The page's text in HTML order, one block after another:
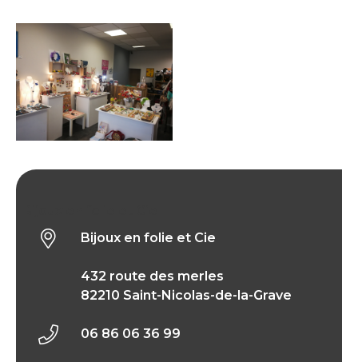
Bijoux en folie et Cie
432 route des merles
82210 Saint-Nicolas-de-la-Grave
06 86 06 36 99